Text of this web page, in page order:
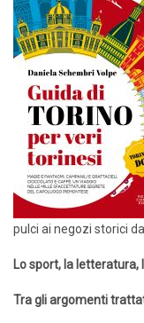
pulci ai negozi storici
Lo sport, la letteratura,
Tra gli argomenti